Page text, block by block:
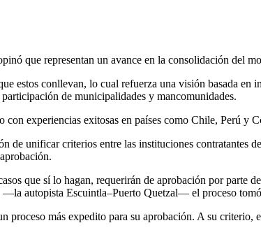
que representan un avance en la consolidación del
conllevan, lo cual refuerza una visión basada en
de municipalidades y mancomunidades.
experiencias exitosas en países como Chile, Perú y
unificar criterios entre las instituciones contratantes
que sí lo hagan, requerirán de aprobación por parte
autopista Escuintla–Puerto Quetzal— el proceso
más expedito para su aprobación. A su criterio,